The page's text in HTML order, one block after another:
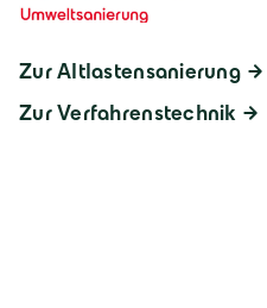
Zur Altlastensanierung
Zur Verfahrenstechnik